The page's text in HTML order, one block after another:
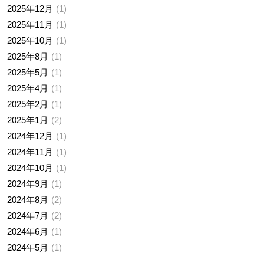
2025年12月
1
2025年11月
1
2025年10月
1
2025年8月
1
2025年5月
1
2025年4月
1
2025年2月
1
2025年1月
2
2024年12月
1
2024年11月
1
2024年10月
1
2024年9月
1
2024年8月
2
2024年7月
2
2024年6月
1
2024年5月
1